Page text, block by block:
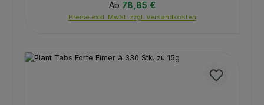
Regulärer Preis:
Ab 78,85 €
Preise exkl. MwSt. zzgl. Versandkosten